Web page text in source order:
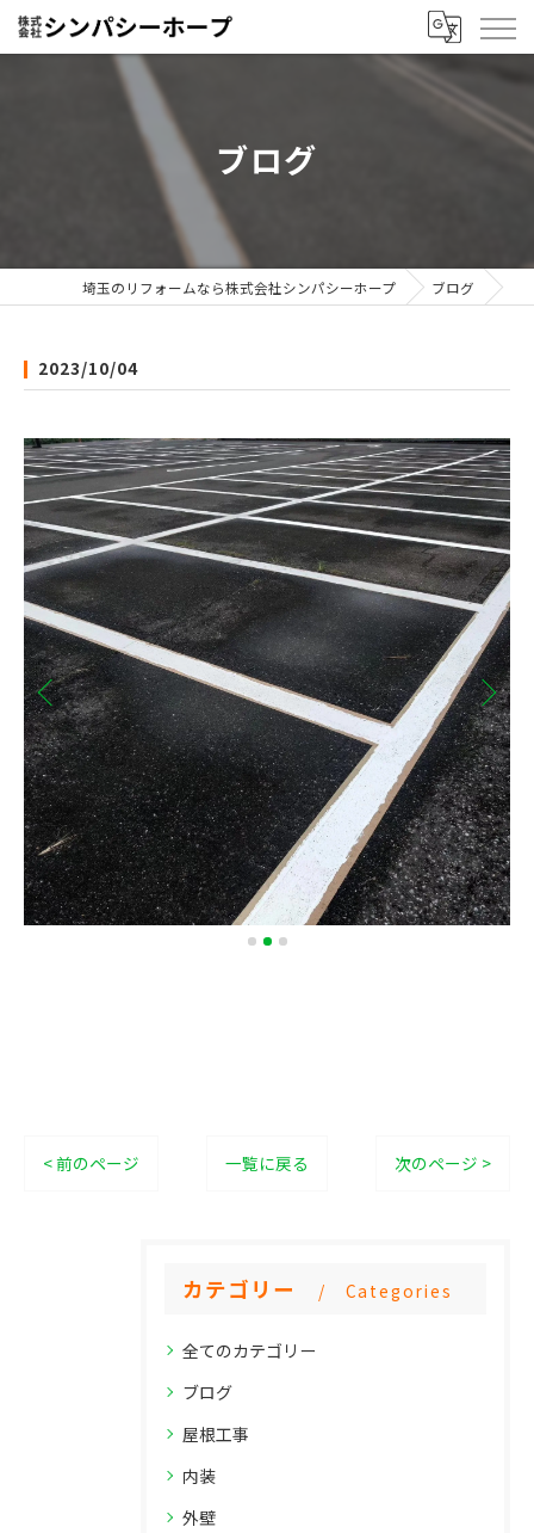
ブログ
埼玉のリフォームなら株式会社シンパシーホープ ブログ
2023/10/04
< 前のページ 一覧に戻る 次のページ >
カテゴリー Categories
全てのカテゴリー
ブログ
屋根工事
内装
外壁